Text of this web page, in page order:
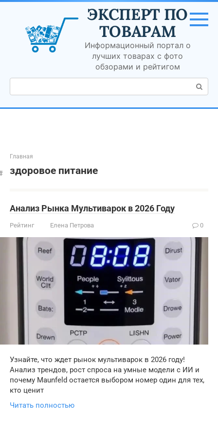
Перейти
контенту
ЭКСПЕРТ ПО
ТОВАРАМ
Информационный портал о
лучших товарах с фото
обзорами и рейтигом
Поиск:
Главная
здоровое питание
Анализ Рынка Мультиварок в 2026 Году
Рейтинг Елена Петрова 0
Узнайте, что ждет рынок мультиварок в 2026 году!
Анализ трендов, рост спроса на умные модели с ИИ и
почему Maunfeld остается выбором номер один для тех,
кто ценит
Читать полностью